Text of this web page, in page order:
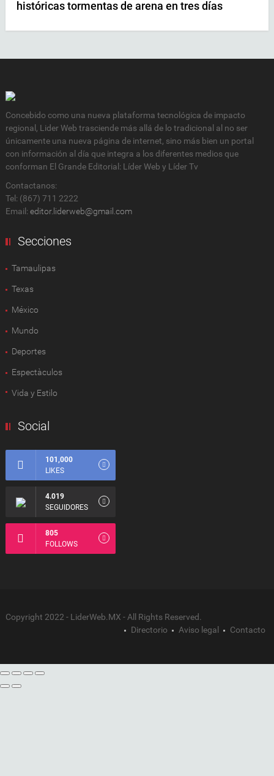
históricas tormentas de arena en tres días
Concebido como una nueva plataforma tecnológica de impacto
regional, Lider Web trasciende más allá de lo tradicional al no ser
únicamente una nueva página de internet, sino más bien un portal
con información al día que integra a los diferentes medios que
conforman El Grande Editorial: Líder Web y Líder Tv
Contactanos:
Tel: (867) 711 2222
Email: editor.liderweb@gmail.com
Secciones
Tamaulipas
Texas
México
Mundo
Deportes
Espectàculos
Vida y Estilo
Social
101,000
LIKES
4.019
SEGUIDORES
805
FOLLOWS
Copyright 2022 - LiderWeb.MX - All Rights Reserved.
Directorio
Aviso legal Contacto